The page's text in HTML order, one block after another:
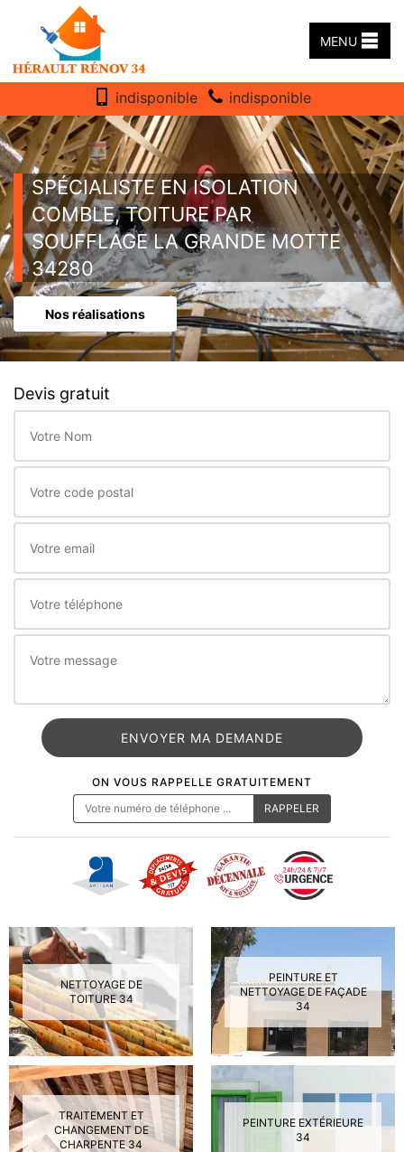
MENU
indisponible indisponible
SPÉCIALISTE EN ISOLATION
COMBLE, TOITURE PAR
SOUFFLAGE LA GRANDE MOTTE
34280
Nos réalisations
Devis gratuit
ON VOUS RAPPELLE GRATUITEMENT
NETTOYAGE DE
TOITURE 34
PEINTURE ET
NETTOYAGE DE FAÇADE
34
TRAITEMENT ET
CHANGEMENT DE
CHARPENTE 34
PEINTURE EXTÉRIEURE
34